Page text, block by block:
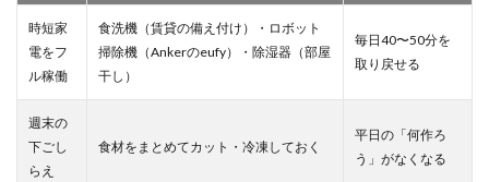
時短家
電をフ
ル稼働
食洗機（賃貸の備え付け）・ロボット
掃除機（Ankerのeufy）・除湿器（部屋
干し）
毎日40〜50分を
取り戻せる
週末の
下ごし
らえ
食材をまとめてカット・冷凍しておく
平日の「何作ろ
う」がなくなる